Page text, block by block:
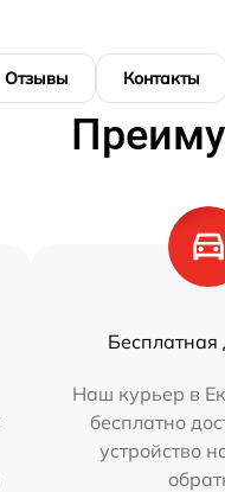
Отзывы Контакты
Бесплатная
Наш курьер в
бесплатно
устройство